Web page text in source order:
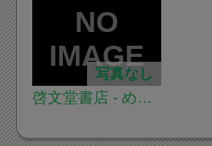
写真なし
啓文堂書店 - めじ